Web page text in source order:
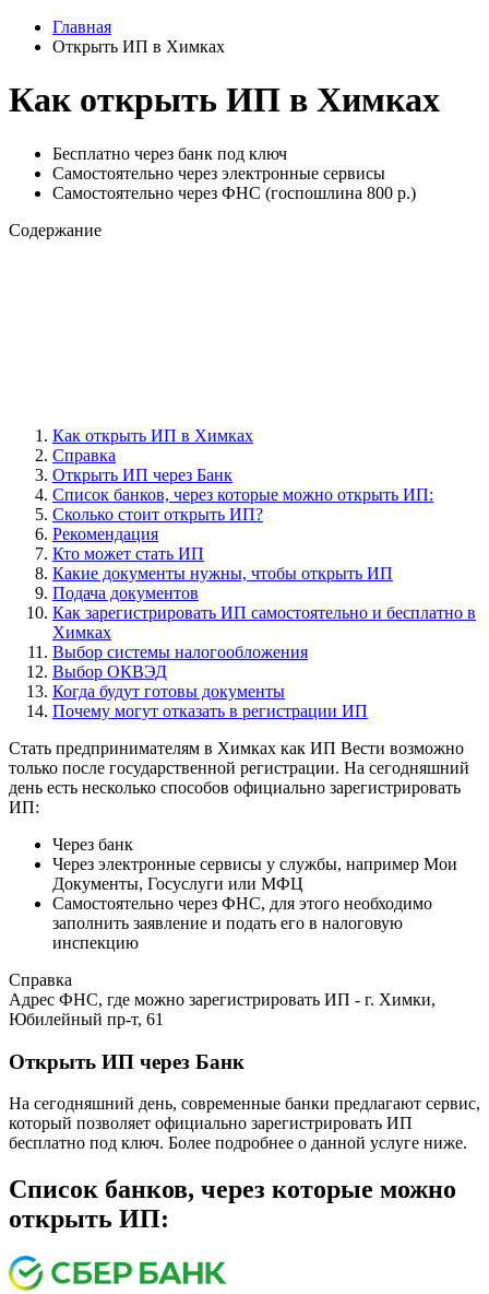
Главная
Открыть ИП в Химках
Как открыть ИП в Химках
Бесплатно через банк под ключ
Самостоятельно через электронные сервисы
Самостоятельно через ФНС (госпошлина 800 р.)
Содержание
Как открыть ИП в Химках
Справка
Открыть ИП через Банк
Cписок банков, через которые можно открыть ИП:
Сколько стоит открыть ИП?
Рекомендация
Кто может стать ИП
Какие документы нужны, чтобы открыть ИП
Подача документов
Как зарегистрировать ИП самостоятельно и бесплатно в
Химках
Выбор системы налогообложения
Выбор ОКВЭД
Когда будут готовы документы
Почему могут отказать в регистрации ИП
Стать предпринимателям в Химках как ИП Вести возможно
только после государственной регистрации. На сегодняшний
день есть несколько способов официально зарегистрировать
ИП:
Через банк
Через электронные сервисы у службы, например Мои
Документы, Госуслуги или МФЦ
Самостоятельно через ФНС, для этого необходимо
заполнить заявление и подать его в налоговую
инспекцию
Справка
Адрес ФНС, где можно зарегистрировать ИП - г. Химки,
Юбилейный пр-т, 61
Открыть ИП через Банк
На сегодняшний день, современные банки предлагают сервис,
который позволяет официально зарегистрировать ИП
бесплатно под ключ. Более подробнее о данной услуге ниже.
Cписок банков, через которые можно
открыть ИП: